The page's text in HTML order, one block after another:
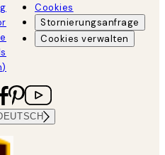
Cookies
Stornierungsanfrage
Cookies verwalten